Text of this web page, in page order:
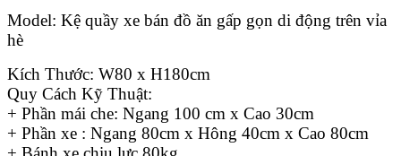
Model: Kệ quầy xe bán đồ ăn gấp gọn di động trên vỉa
hè
Kích Thước: W80 x H180cm
Quy Cách Kỹ Thuật:
+ Phần mái che: Ngang 100 cm x Cao 30cm
+ Phần xe : Ngang 80cm x Hông 40cm x Cao 80cm